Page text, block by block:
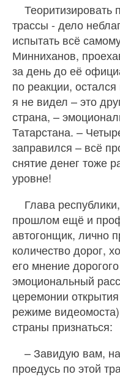
Теоритизировать
трассы - дело
испытать всё
Минниханов,
за день до её
по реакции,
я не видел – это
страна, –
Татарстана. –
заправился – всё
снятие денег тоже
уровне!
Глава
прошлом ещё и
автогонщик, лично
количество дорог,
его мнение
эмоциональный
церемонии
режиме
страны признаться:
– Завидую вам,
проедусь по этой